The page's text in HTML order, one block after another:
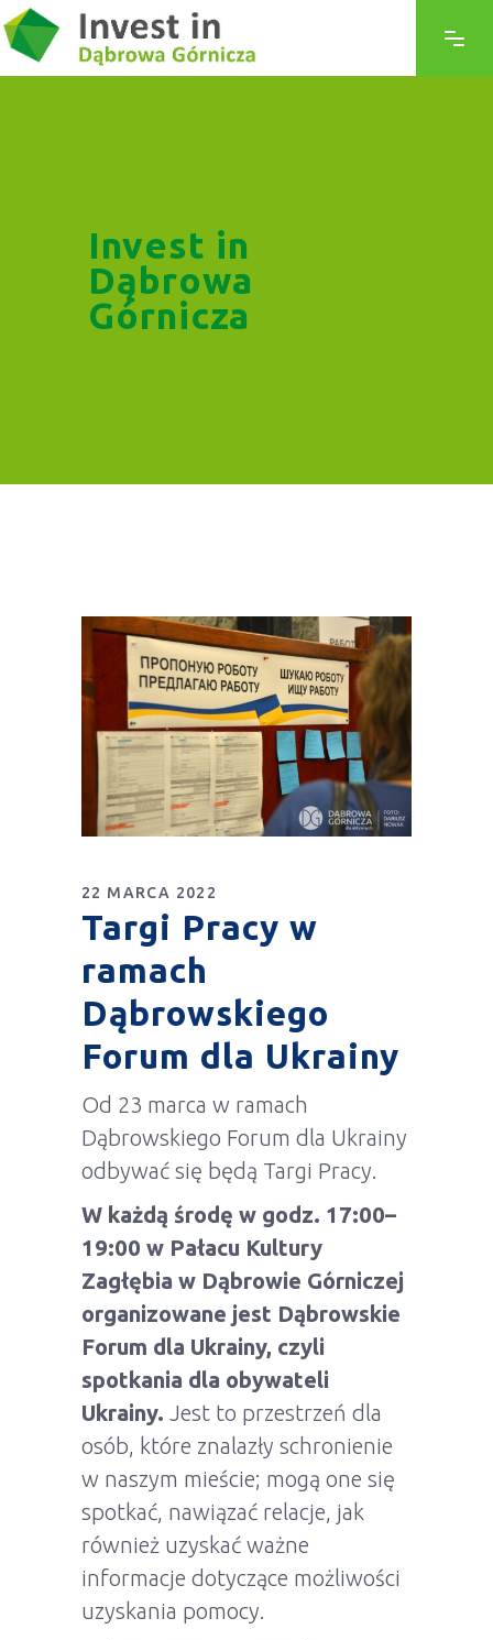
Invest in
Dąbrowa
Górnicza
22 MARCA 2022
Targi Pracy w
ramach
Dąbrowskiego
Forum dla Ukrainy
Od 23 marca w ramach
Dąbrowskiego Forum dla Ukrainy
odbywać się będą Targi Pracy.
W każdą środę w godz. 17:00–
19:00 w Pałacu Kultury
Zagłębia w Dąbrowie Górniczej
organizowane jest Dąbrowskie
Forum dla Ukrainy, czyli
spotkania dla obywateli
Ukrainy. Jest to przestrzeń dla
osób, które znalazły schronienie
w naszym mieście; mogą one się
spotkać, nawiązać relacje, jak
również uzyskać ważne
informacje dotyczące możliwości
uzyskania pomocy.